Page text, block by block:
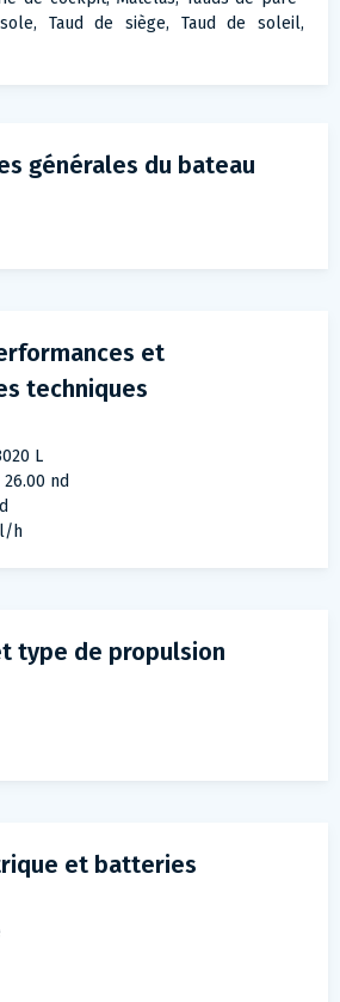
Taud de siège, Taud de soleil,
générales du bateau
techniques
L
nd
l/h
type de propulsion
et batteries